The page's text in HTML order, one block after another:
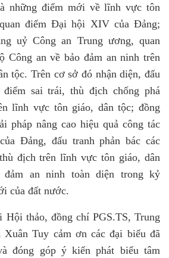
những điểm mới về lĩnh vực tôn
điểm Đại hội XIV của Đảng;
uỷ Công an Trung ương, quan
Công an về bảo đảm an ninh trên
tộc. Trên cơ sở đó nhận diện, đấu
sai trái, thù địch chống phá
lĩnh vực tôn giáo, dân tộc; đồng
pháp nâng cao hiệu quả công tác
Đảng, đấu tranh phản bác các
địch trên lĩnh vực tôn giáo, dân
đảm an ninh toàn diện trong kỷ
của đất nước.
Hội thảo, đồng chí PGS.TS,Trung
Xuân Tuy cảm ơn các đại biểu đã
đóng góp ý kiến phát biểu tâm